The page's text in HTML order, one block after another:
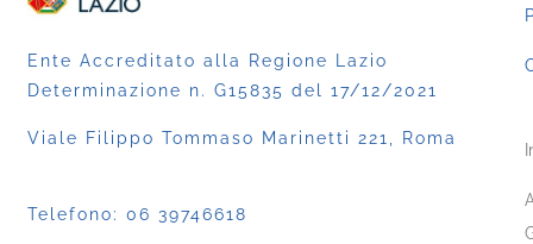
Ente Accreditato alla Regione Lazio
Determinazione n. G15835 del 17/12/2021
Viale Filippo Tommaso Marinetti 221, Roma
Telefono: 06 39746618